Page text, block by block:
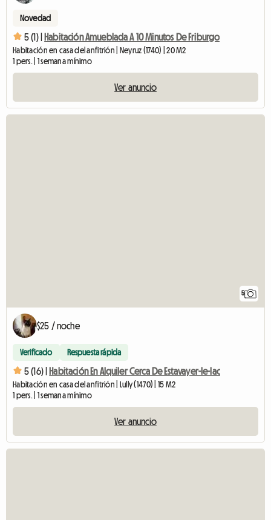
Novedad
5 (1) | Habitación Amueblada A 10 Minutos De Friburgo
Habitación en casa del anfitrión | Neyruz (1740) | 20 M2
1 pers. | 1 semana mínimo
Ver anuncio
5
$25 / noche
Verificado Respuesta rápida
5 (16) | Habitación En Alquiler Cerca De Estavayer-le-lac
Habitación en casa del anfitrión | Lully (1470) | 15 M2
1 pers. | 1 semana mínimo
Ver anuncio